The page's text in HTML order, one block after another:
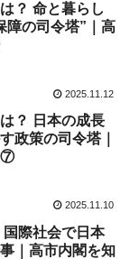
？ 命と暮らし
障の司令塔”｜高
2025.11.12
？ 日本の成長
政策の司令塔｜
⑦
2025.11.10
際社会で日本
｜高市内閣を知